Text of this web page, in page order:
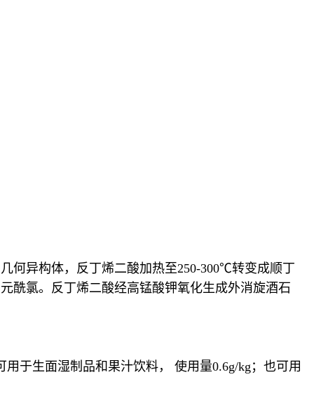
何异构体，反丁烯二酸加热至250-300℃转变成顺丁
酰氯。反丁烯二酸经高锰酸钾氧化生成外消旋酒石
于生面湿制品和果汁饮料， 使用量0.6g/kg；也可用